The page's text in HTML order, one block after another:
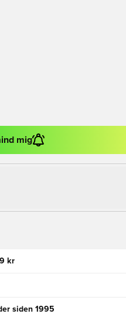
mig
kr
siden 1995